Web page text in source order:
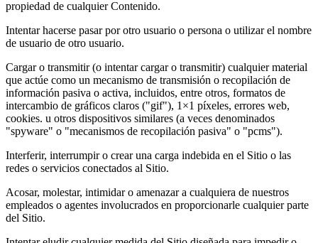
propiedad de cualquier Contenido.
Intentar hacerse pasar por otro usuario o persona o utilizar el nombre
de usuario de otro usuario.
Cargar o transmitir (o intentar cargar o transmitir) cualquier material
que actúe como un mecanismo de transmisión o recopilación de
información pasiva o activa, incluidos, entre otros, formatos de
intercambio de gráficos claros ("gif"), 1×1 píxeles, errores web,
cookies. u otros dispositivos similares (a veces denominados
"spyware" o "mecanismos de recopilación pasiva" o "pcms").
Interferir, interrumpir o crear una carga indebida en el Sitio o las
redes o servicios conectados al Sitio.
Acosar, molestar, intimidar o amenazar a cualquiera de nuestros
empleados o agentes involucrados en proporcionarle cualquier parte
del Sitio.